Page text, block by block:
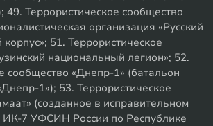
49. Террористическое сообщество
организация «Русский
51. Террористическое
национальный легион»; 52.
сообщество «Днепр-1» (батальон
1»); 53. Террористическое
(созданное в исправительном
7 УФСИН России по Республике